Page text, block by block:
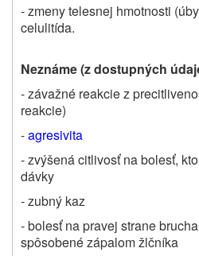
- zmeny telesnej hmotnosti
celulitída.
Neznáme (z dostupných
- závažné reakcie z
reakcie)
-agresivita
- zvýšená citlivosť na bolesť,
dávky
- zubný kaz
- bolesť na pravej strane
spôsobené zápalom žlčníka